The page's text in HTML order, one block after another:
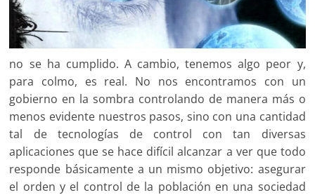
no se ha cumplido. A cambio, tenemos algo peor y,
para colmo, es real. No nos encontramos con un
gobierno en la sombra controlando de manera más o
menos evidente nuestros pasos, sino con una cantidad
tal de tecnologías de control con tan diversas
aplicaciones que se hace difícil alcanzar a ver que todo
responde básicamente a un mismo objetivo: asegurar
el orden y el control de la población en una sociedad